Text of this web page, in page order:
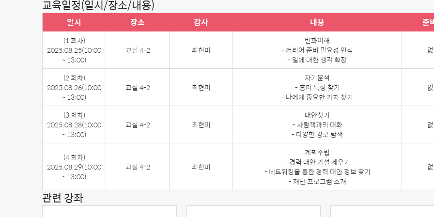
교육일정(일시/장소/내용)
일시 장소 강사 내용 준
(1 회차)
2025.08.25(10:00
~ 13:00)
교실 4-2 최현미
변화이해
- 커리어 준비 필요성 인식
- 일에 대한 생각 확장
(2 회차)
2025.08.26(10:00
~ 13:00)
교실 4-2 최현미
자기분석
- 흥미 특성 찾기
- 나에게 중요한 가치 찾기
(3 회차)
2025.08.28(10:00
~ 13:00)
교실 4-2 최현미
대안찾기
- 사람책과의 대화
- 다양한 경로 탐색
(4 회차)
2025.08.29(10:00
~ 13:00)
교실 4-2 최현미
계획수립
- 경력 대안 가설 세우기
- 네트워킹을 통한 경력 대안 정보 찾기
- 재단 프로그램 소개
관련 강좌